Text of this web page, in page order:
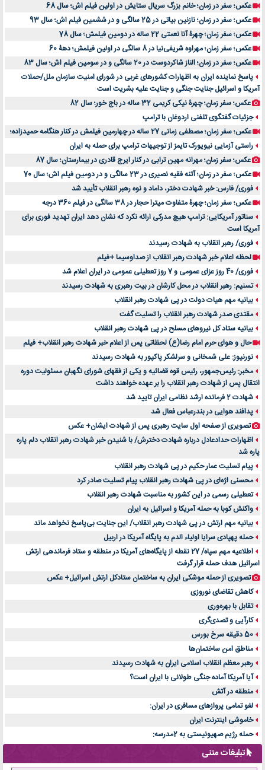
عکس؛ سفر در زمان؛ خانم بزرگ سریال ستایش در اولین فیلم اش؛ سال 68
عکس؛ سفر در زمان؛ نازنین بیاتی در 25 سالگی و در ششمین فیلم اش؛ سال 93
عکس؛ سفر زمان؛ چهرۀ آنا نعمتی 22 ساله در دومین فیلمش؛ سال 78
عکس؛ سفر زمان؛ مهراوه شریفی‌نیا در 8 سالگی در اولین فیلمش؛ دهۀ 60
عکس؛ سفر در زمان؛ الناز شاکردوست در 20 سالگی و در سومین فیلم اش؛ سال 83
پاسخ نماینده ایران به اظهارات کشورهای غربی در شورای امنیت سازمان ملل/حملات
آمریکا و اسرائیل جنایت جنگی و جنایت علیه بشریت است
عکس؛ سفر زمان؛ چهرۀ نیکی کریمی 32 ساله در باج خور؛ سال 82
جزئیات گفتگوی تلفنی اردوغان با ترامپ
عکس؛ سفر زمان؛ مصطفی زمانی 27 ساله در چهارمین فیلمش در کنار هنگامه حمیدزاده؛
راستی آزمایی نیویورک تایمز از توجیهات ترامپ برای حمله به ایران
عکس؛ سفر زمان؛ مهرانه مهین ترابی در کنار ایرج قادری در بیمارستان؛ سال 87
عکس؛ سفر در زمان؛ آتنه فقیه نصیری در 23 سالگی و در دومین فیلم اش؛ سال 70
فوری/ فارس: خبر شهادت دختر، داماد و نوه رهبر انقلاب تأیید شد
عکس؛ سفر زمان؛ چهرۀ متفاوت میترا حجار در 38 سالگی در فیلم 360 درجه
سناتور آمریکایی: ترامپ هیچ مدرکی ارائه نکرد که نشان دهد ایران تهدید فوری برای
آمریکا است
فوری/ رهبر انقلاب به شهادت رسیدند
لحظه اعلام خبر شهادت رهبر انقلاب از صداوسیما +فیلم
فوری/ 40 روز عزای عمومی و 7 روز تعطیلی عمومی در ایران اعلام شد
تسنیم: رهبر انقلاب در محل کارشان در بیت رهبری به شهادت رسیدند
بیانیه مهم هیات دولت در پی شهادت رهبر انقلاب
مقتدی صدر شهادت رهبر انقلاب را تسلیت گفت
بیانیه ستاد کل نیروهای مسلح در پی شهادت رهبر انقلاب
حال و هوای حرم امام رضا(ع) لحظاتی پس از اعلام خبر شهادت رهبر انقلاب+ فیلم
نورنیوز: علی شمخانی و سرلشکر پاکپور به شهادت رسیدند
مخبر: رئیس‌جمهور، رئیس قوه ‌قضائیه و یکی از فقهای شورای نگهبان مسئولیت دوره
انتقال پس ‌از شهادت رهبر انقلاب را بر عهده خواهند داشت
شهادت 2 فرمانده ارشد نظامی ایران تایید شد
پدافند هوایی در بندرعباس فعال شد
تصویری از صفحه اول سایت رهبری پس از شهادت ایشان+ عکس
اظهارات حدادعادل درباره شهادت دخترش/ با شنیدن خبر شهادت رهبر انقلاب دلم پاره
پاره شد
پیام تسلیت عمار حکیم در پی شهادت رهبر انقلاب
محسنی اژه‌ای در پی شهادت رهبر انقلاب پیام تسلیت صادر کرد
تعطیلی رسمی در این کشور به مناسبت شهادت رهبر انقلاب
واکنش کوبا به حمله آمریکا و اسرائیل به ایران
بیانیه مهم ارتش در پی شهادت رهبر انقلاب/ این جنایت بی‌پاسخ نخواهد ماند
حمله پهپادی سرایا اولیاء الدم به پایگاه آمریکا در اربیل
اطلاعیه مهم سپاه/ 27 نقطه از پایگاه‌های آمریکا در منطقه و ستاد فرماندهی ارتش
اسرائیل هدف حمله قرار گرفت
تصویری از حمله موشکی ایران به ساختمان ستادکل ارتش اسرائیل+ عکس
کاهش تقاضای نوروزی
تقابل با بهره‌وری
کارآیی و تصدی‌گری
50 دقیقه سرخ بورس
مناطق امن ساختمان‌ها
رهبر معظم انقلاب اسلامی ایران به شهادت رسیدند
آیا آمریکا آماده جنگی طولانی با ایران است؟
منطقه در آتش
لغو تمامی پروازهای مسافری در ایران:
خاموشی اینترنت ایران
حمله رژیم صهیونیستی به 2مدرسه:
تبلیغات متنی